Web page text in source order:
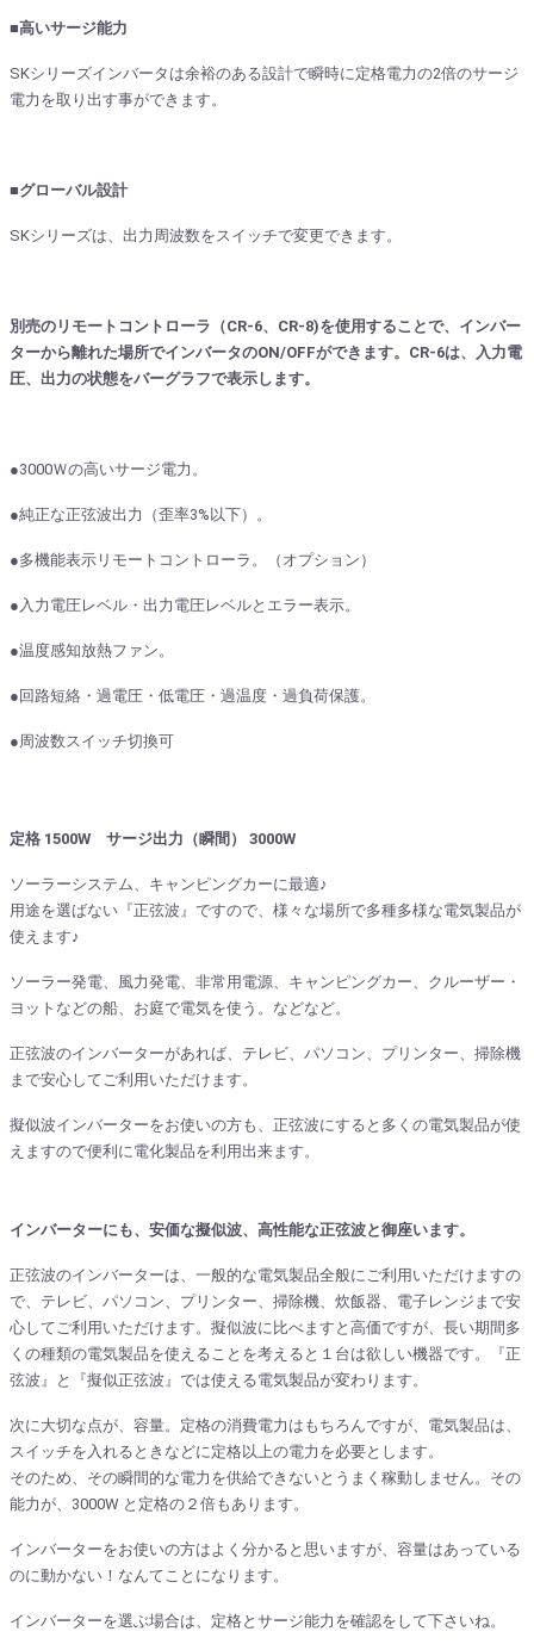
■高いサージ能力
SKシリーズインバータは余裕のある設計で瞬時に定格電力の2倍のサージ
電力を取り出す事ができます。
■グローバル設計
SKシリーズは、出力周波数をスイッチで変更できます。
別売のリモートコントローラ（CR-6、CR-8)を使用することで、インバー
ターから離れた場所でインバータのON/OFFができます。CR-6は、入力電
圧、出力の状態をバーグラフで表示します。
●3000Ｗの高いサージ電力。
●純正な正弦波出力（歪率3%以下）。
●多機能表示リモートコントローラ。（オプション）
●入力電圧レベル・出力電圧レベルとエラー表示。
●温度感知放熱ファン。
●回路短絡・過電圧・低電圧・過温度・過負荷保護。
●周波数スイッチ切換可
定格 1500W サージ出力（瞬間） 3000W
ソーラーシステム、キャンピングカーに最適♪
用途を選ばない『正弦波』ですので、様々な場所で多種多様な電気製品が
使えます♪
ソーラー発電、風力発電、非常用電源、キャンピングカー、クルーザー・
ヨットなどの船、お庭で電気を使う。などなど。
正弦波のインバーターがあれば、テレビ、パソコン、プリンター、掃除機
まで安心してご利用いただけます。
擬似波インバーターをお使いの方も、正弦波にすると多くの電気製品が使
えますので便利に電化製品を利用出来ます。
インバーターにも、安価な擬似波、高性能な正弦波と御座います。
正弦波のインバーターは、一般的な電気製品全般にご利用いただけますの
で、テレビ、パソコン、プリンター、掃除機、炊飯器、電子レンジまで安
心してご利用いただけます。擬似波に比べますと高価ですが、長い期間多
くの種類の電気製品を使えることを考えると１台は欲しい機器です。『正
弦波』と『擬似正弦波』では使える電気製品が変わります。
次に大切な点が、容量。定格の消費電力はもちろんですが、電気製品は、
スイッチを入れるときなどに定格以上の電力を必要とします。
そのため、その瞬間的な電力を供給できないとうまく稼動しません。その
能力が、3000W と定格の２倍もあります。
インバーターをお使いの方はよく分かると思いますが、容量はあっている
のに動かない！なんてことになります。
インバーターを選ぶ場合は、定格とサージ能力を確認をして下さいね。